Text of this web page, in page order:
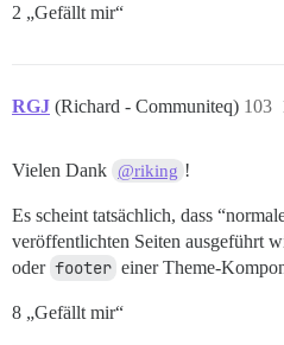
2 „Gefällt mir“
RGJ (Richard - Communiteq) 103
Vielen Dank @riking !
Es scheint tatsächlich, dass
veröffentlichten Seiten ausgeführt
oder footer einer Theme-
8 „Gefällt mir“